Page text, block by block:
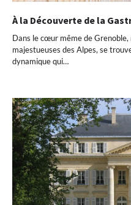
À la Découverte de la
Dans le cœur même de
majestueuses des Alpes, se
dynamique qui…